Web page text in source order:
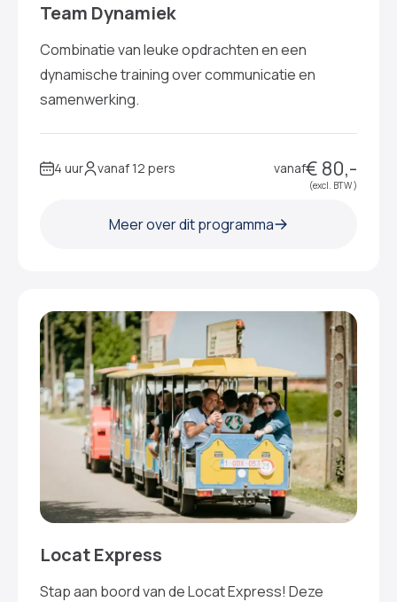
Team Dynamiek
Combinatie van leuke opdrachten en een
dynamische training over communicatie en
samenwerking.
4 uur vanaf 12 pers vanaf€ 80,-
(excl. BTW )
Meer over dit programma
Locat Express
Stap aan boord van de Locat Express! Deze